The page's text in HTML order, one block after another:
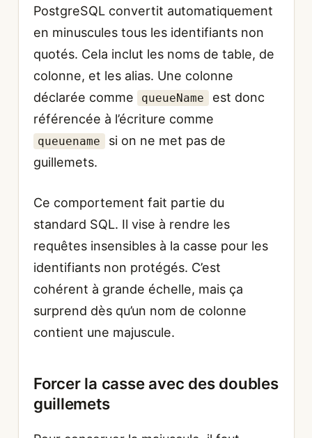
PostgreSQL convertit automatiquement
en minuscules tous les identifiants non
quotés. Cela inclut les noms de table, de
colonne, et les alias. Une colonne
déclarée comme
queueName
est donc
référencée à l’écriture comme
queuename
si on ne met pas de
guillemets.
Ce comportement fait partie du
standard SQL. Il vise à rendre les
requêtes insensibles à la casse pour les
identifiants non protégés. C’est
cohérent à grande échelle, mais ça
surprend dès qu’un nom de colonne
contient une majuscule.
Forcer la casse avec des doubles
guillemets